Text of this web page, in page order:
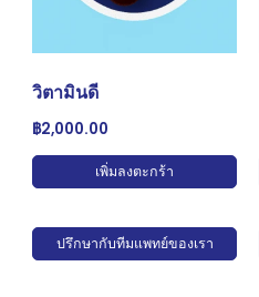
วิตามินดี
฿2,000.00
เพิ่มลงตะกร้า
ปรึกษากับทีมแพทย์ของเรา